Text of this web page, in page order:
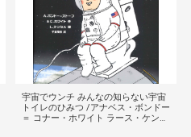
宇宙でウンチ みんなの知らない宇宙
トイレのひみつ /アナベス・ボンドー
＝ コナー・ホワイト ラース・ケンセ